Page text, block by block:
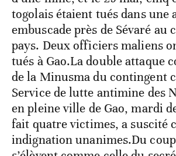
togolais étaient tués dans une
embuscade près de Sévaré au
pays. Deux officiers maliens
tués à Gao.La double attaque
de la Minusma du contingent
Service de lutte antimine des
en pleine ville de Gao, mardi
fait quatre victimes, a suscité
indignation unanimes.Du